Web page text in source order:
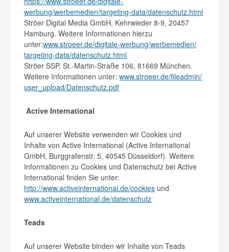
werbung/werbemedien/targeting-data/datenschutz.html
Ströer Digital Media GmbH, Kehrwieder 8-9, 20457
Hamburg. Weitere Informationen hierzu
unter:www.stroeer.de/digitale-werbung/werbemedien/​
targeting-data/datenschutz.html
Ströer SSP, St.-Martin-Straße 106, 81669 München.
Weitere Informationen unter:www.stroeer.de/fileadmin/​
user_upload/Datenschutz.pdf
Active International
Auf unserer Website verwenden wir Cookies und
Inhalte von Active International (Active International
GmbH, Burggrafenstr. 5, 40545 Düsseldorf). Weitere
Informationen zu Cookies und Datenschutz bei Active
International finden Sie unter:
http://www.activeinternational.de/cookies und
www.activeinternational.de/​datenschutz
Teads
Auf unserer Website binden wir Inhalte von Teads